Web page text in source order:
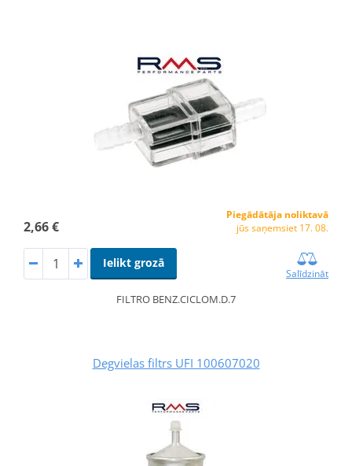
2,66 €
Piegādātāja noliktavā
jūs saņemsiet 17. 08.
Ielikt grozā
Salīdzināt
FILTRO BENZ.CICLOM.D.7
Degvielas filtrs UFI 100607020